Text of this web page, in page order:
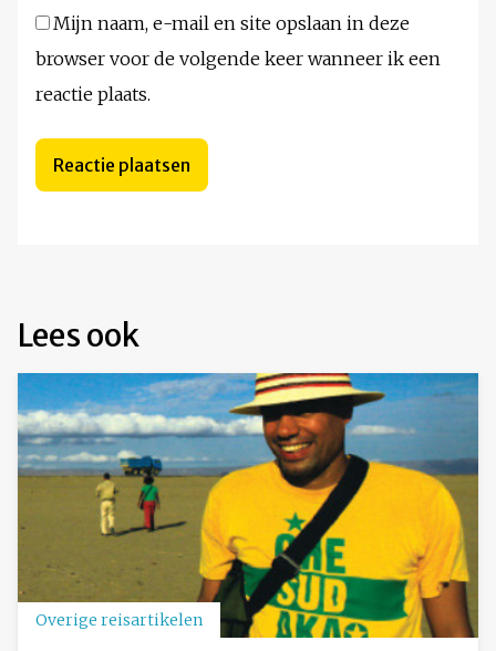
Mijn naam, e-mail en site opslaan in deze
browser voor de volgende keer wanneer ik een
reactie plaats.
Lees ook
Overige reisartikelen